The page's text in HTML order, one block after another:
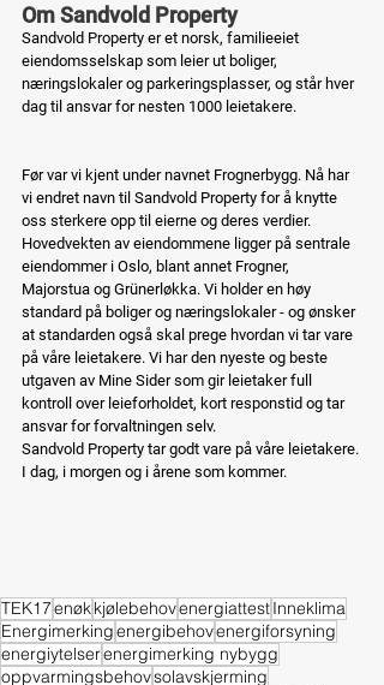
Om Sandvold Property
Sandvold Property er et norsk, familieeiet
eiendomsselskap som leier ut boliger,
næringslokaler og parkeringsplasser, og står hver
dag til ansvar for nesten 1000 leietakere.
Før var vi kjent under navnet Frognerbygg. Nå har
vi endret navn til Sandvold Property for å knytte
oss sterkere opp til eierne og deres verdier.
Hovedvekten av eiendommene ligger på sentrale
eiendommer i Oslo, blant annet Frogner,
Majorstua og Grünerløkka. Vi holder en høy
standard på boliger og næringslokaler - og ønsker
at standarden også skal prege hvordan vi tar vare
på våre leietakere. Vi har den nyeste og beste
utgaven av Mine Sider som gir leietaker full
kontroll over leieforholdet, kort responstid og tar
ansvar for forvaltningen selv.
Sandvold Property tar godt vare på våre leietakere.
I dag, i morgen og i årene som kommer.
TEK17enøkkjølebehovenergiattestInneklima
Energimerkingenergibehovenergiforsyning
energiytelserenergimerking nybygg
oppvarmingsbehovsolavskjerming